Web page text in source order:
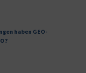
haben GEO-